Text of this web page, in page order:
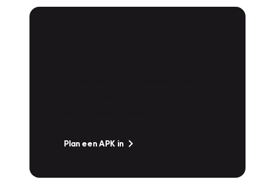
Plan een APK in